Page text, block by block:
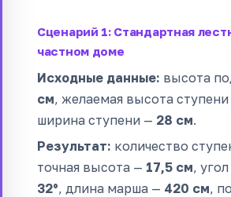
Сценарий 1: Стандартная
частном доме
Исходные данные: высота
см, желаемая высота
ширина ступени — 28 см.
Результат: количество
точная высота — 17,5 см,
32°, длина марша — 420 см,